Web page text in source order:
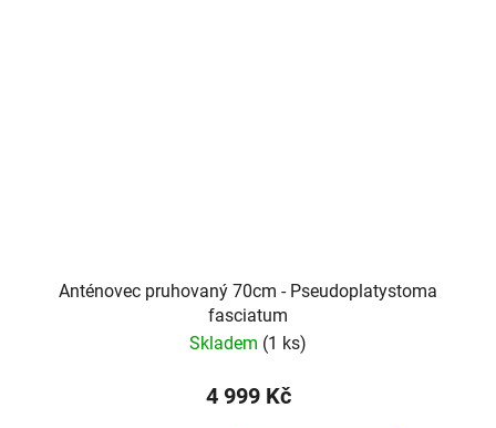
Anténovec pruhovaný 70cm - Pseudoplatystoma
fasciatum
Skladem (1 ks)
4 999 Kč